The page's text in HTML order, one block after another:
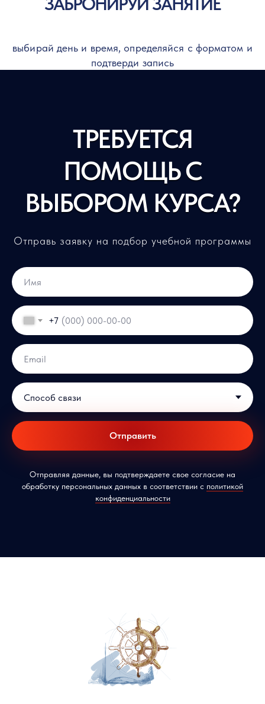
выбирай день и время, определяйся с форматом и
подтверди запись
ТРЕБУЕТСЯ
ПОМОЩЬ С
ВЫБОРОМ КУРСА?
Отправь заявку на подбор учебной программы
+7
Отправить
Отправляя данные, вы подтверждаете свое согласие на
обработку персональных данных в соответствии с политикой
конфиденциальности